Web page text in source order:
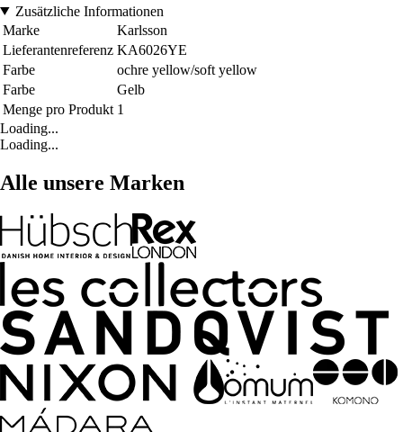
Zusätzliche Informationen
Marke
Karlsson
Lieferantenreferenz KA6026YE
Farbe
ochre yellow/soft yellow
Farbe
Gelb
Menge pro Produkt 1
Loading...
Loading...
Alle unsere Marken